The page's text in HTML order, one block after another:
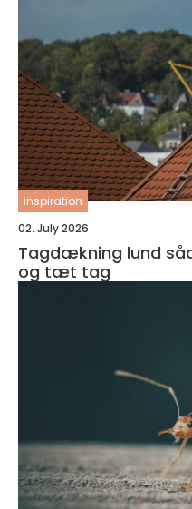
inspiration
02. July 2026
Tagdækning lund sådan får du et holdbart
og tæt tag